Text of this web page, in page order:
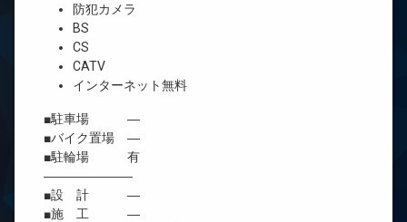
防犯カメラ
BS
CS
CATV
インターネット無料
■駐車場 ―
■バイク置場 ―
■駐輪場 有
―――――――
■設 計 ―
■施 工 ―